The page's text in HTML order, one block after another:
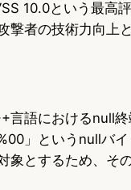
10.0という最高
撃者の技術力向上
言語におけるnull
」というnullバ
象とするため、そ